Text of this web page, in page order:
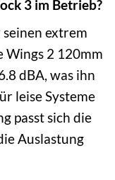
3 im Betrieb?
extrem
Wings 2 120mm
dBA, was ihn
leise Systeme
passt sich die
Auslastung